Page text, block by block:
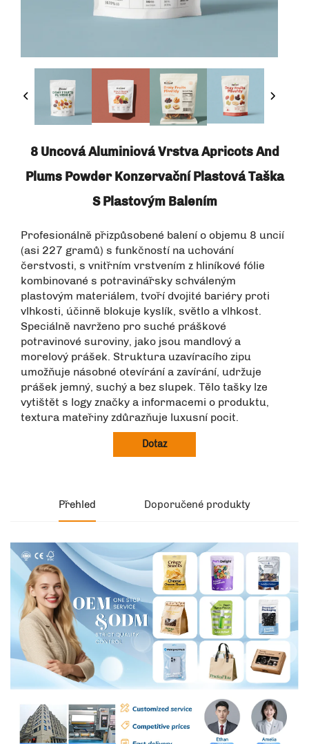
8 Uncová Aluminiová Vrstva Apricots And
Plums Powder Konzervační Plastová Taška
S Plastovým Balením
Profesionálně přizpůsobené balení o objemu 8 uncií
(asi 227 gramů) s funkčností na uchování
čerstvosti, s vnitřním vrstvením z hliníkové fólie
kombinované s potravinářsky schváleným
plastovým materiálem, tvoří dvojité bariéry proti
vlhkosti, účinně blokuje kyslík, světlo a vlhkost.
Speciálně navrženo pro suché práškové
potravinové suroviny, jako jsou mandlový a
morelový prášek. Struktura uzavíracího zipu
umožňuje násobné otevírání a zavírání, udržuje
prášek jemný, suchý a bez slupek. Tělo tašky lze
vytištět s logy značky a informacemi o produktu,
textura mateřiny zdůrazňuje luxusní pocit.
Dotaz
Přehled Doporučené produkty